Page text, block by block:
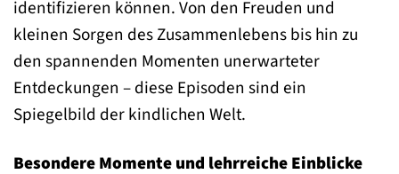
identifizieren können. Von den Freuden und
kleinen Sorgen des Zusammenlebens bis hin zu
den spannenden Momenten unerwarteter
Entdeckungen – diese Episoden sind ein
Spiegelbild der kindlichen Welt.
Besondere Momente und lehrreiche Einblicke